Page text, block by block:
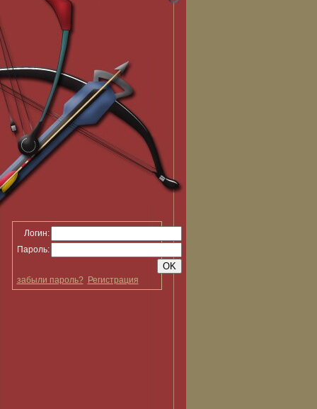
Логин:
Пароль:
забыли пароль? Регистрация